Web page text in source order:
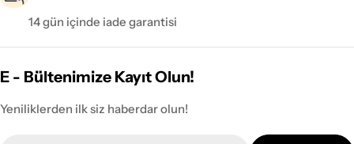
14 gün içinde iade garantisi
E - Bültenimize Kayıt Olun!
Yeniliklerden ilk siz haberdar olun!